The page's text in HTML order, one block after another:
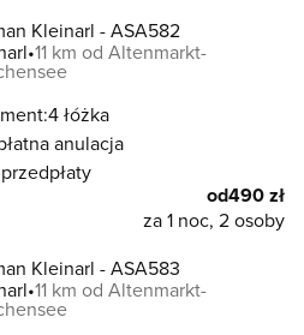
Kleinarl - ASA582
11 km od Altenmarkt-
4 łóżka
anulacja
od490 zł
za 1 noc, 2 osoby
Kleinarl - ASA583
11 km od Altenmarkt-